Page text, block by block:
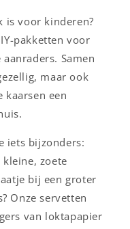
is voor kinderen?
pakketten voor
Samen
maar ook
kaarsen een
iets bijzonders:
zoete
bij een groter
Onze servetten
van loktapapier